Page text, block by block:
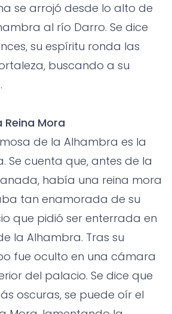
se arrojó desde lo alto de
al río Darro. Se dice
su espíritu ronda las
buscando a su
Reina Mora
de la Alhambra es la
Se cuenta que, antes de la
había una reina mora
tan enamorada de su
que pidió ser enterrada en
la Alhambra. Tras su
fue oculto en una cámara
del palacio. Se dice que
oscuras, se puede oír el